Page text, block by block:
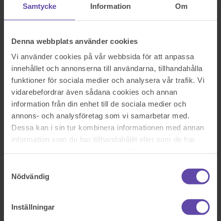
Samtycke Information Om
Denna webbplats använder cookies
Vi använder cookies på vår webbsida för att anpassa
innehållet och annonserna till användarna, tillhandahålla
funktioner för sociala medier och analysera vår trafik. Vi
vidarebefordrar även sådana cookies och annan
information från din enhet till de sociala medier och
annons- och analysföretag som vi samarbetar med.
Dessa kan i sin tur kombinera informationen med annan
information som du har tillhandahållit eller som de har
Nödvändig
Inställningar
Utköp ur fastighet
Se alla frågor Se alla frågor
Bostad & Fastighet
Utköp ur fastighet
Ska bli utköpt ur ett hus och vi har räknat ihop kvittona och det
tillbaka summan idag på vad jag ska bli utköpt för. Bland alla siffror
så står det
jag tolkar allt rätt så har man istället dragit av det från
marknadsvärdet.
Se alla frågor Boka tid med jurist